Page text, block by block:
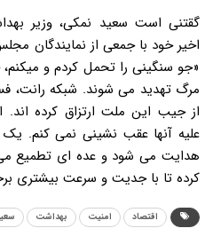
گقتنی است سعید نمکی، وزیر
اخیر خود با جمعی از نمایندگان
«جو سنگینی را تحمل کردم و
مرگ تهدید می شوند. شبکه رانت،
از جیب این ملت ارتزاق کرده اند.
علیه آنها عقب نشینی نمی کنم.
هدایت می شود و عده ای تطمیع می
کرده تا با جدیت و سرعت بیشتری
اقتصاد امنیت بهداشت